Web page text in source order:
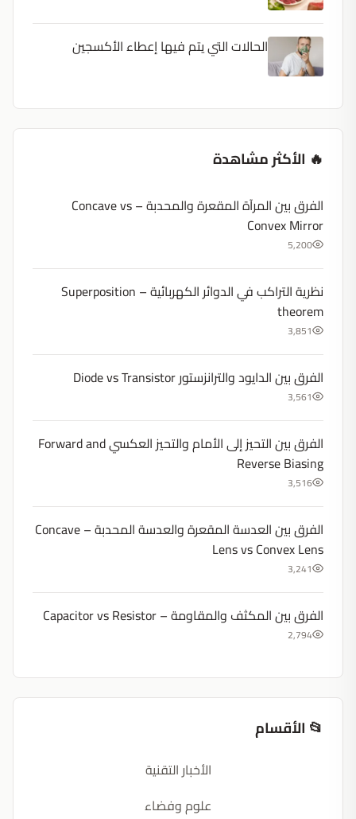
الحالات التي يتم فيها إعطاء الأكسجين
🔥 الأكثر مشاهدة
الفرق بين المرآة المقعرة والمحدبة – Concave vs
Convex Mirror
5,200
نظرية التراكب في الدوائر الكهربائية – Superposition
theorem
3,851
الفرق بين الدايود والترانزستور Diode vs Transistor
3,561
الفرق بين التحيز إلى الأمام والتحيز العكسي Forward and
Reverse Biasing
3,516
الفرق بين العدسة المقعرة والعدسة المحدبة – Concave
Lens vs Convex Lens
3,241
الفرق بين المكثف والمقاومة – Capacitor vs Resistor
2,794
📂 الأقسام
الأخبار التقنية
علوم وفضاء